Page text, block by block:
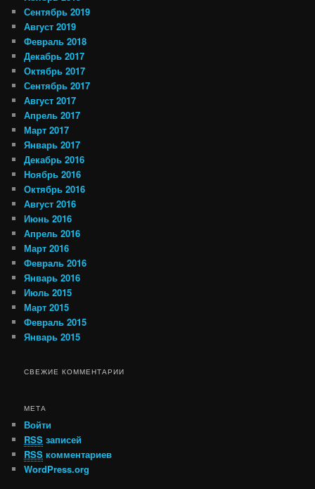
Сентябрь 2019
Август 2019
Февраль 2018
Декабрь 2017
Октябрь 2017
Сентябрь 2017
Август 2017
Апрель 2017
Март 2017
Январь 2017
Декабрь 2016
Ноябрь 2016
Октябрь 2016
Август 2016
Июнь 2016
Апрель 2016
Март 2016
Февраль 2016
Январь 2016
Июль 2015
Март 2015
Февраль 2015
Январь 2015
СВЕЖИЕ КОММЕНТАРИИ
МЕТА
Войти
RSS записей
RSS комментариев
WordPress.org